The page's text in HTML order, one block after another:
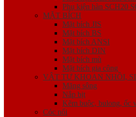
Phụ kiện hàn SCH20
MẶT BÍCH
Mặt bích JIS
Mặt bích BS
Mặt bích ANSI
Mặt bích DIN
Mặt bích mù
Mặt bích gia công
VẬT TƯ KHOAN NHỒI,
Măng sông
Nắp bịt
Kẽm buộc, bulong, ốc
Cóc nối